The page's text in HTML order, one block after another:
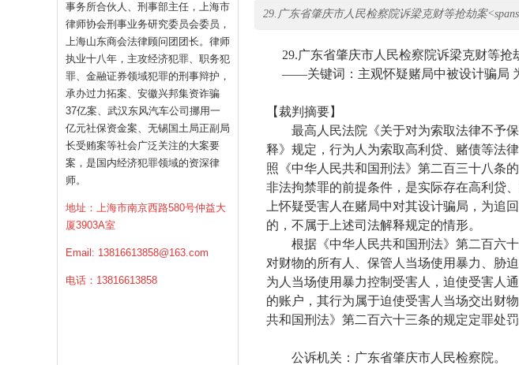
事务所合伙人、刑事部主任，上海市
律师协会刑事业务研究委员会委员，
上海山东商会法律顾问团团长。律师
执业十八年，主攻经济犯罪、职务犯
罪、金融证券领域犯罪的刑事辩护，
承办过力拓案、安徽兴邦集资诈骗
37亿案、武汉东风汽车公司挪用一
亿元社保资金案、无锡国土局正副局
长受贿案等社会广泛关注的大案要
案，是国内经济犯罪领域的资深律
师。
地址：上海市南京西路580号仲益大
厦3903A室
Email: 13816613858@163.com
电话：13816613858
29.广东省肇庆市人民检察院诉梁克财等抢劫案
29.广东省肇庆市人民检察院诉梁克财等抢
——关键词：主观怀疑赌局中被设计骗局
【裁判摘要】
最高人民法院《关于对为索取法律不予保
释》规定，行为人为索取高利贷、赌债等法
照《中华人民共和国刑法》第二百三十八条
非法拘禁罪的前提条件，是实际存在高利贷
上怀疑受害人在赌局中对其设计骗局，为追
的，不属于上述司法解释规定的情形。
根据《中华人民共和国刑法》第二百六十
对财物的所有人、保管人当场使用暴力、胁
为人当场使用暴力控制受害人，迫使受害人
的账户，其行为属于迫使受害人当场交出财
共和国刑法》第二百六十三条的规定定罪处罚
公诉机关：广东省肇庆市人民检察院。